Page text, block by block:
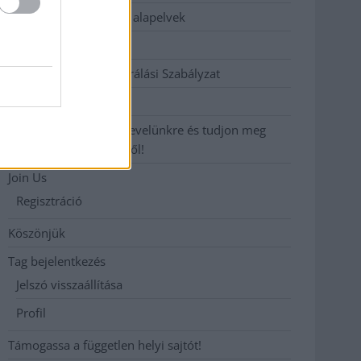
Etikai és függetlenségi alapelvek
Hozzászólási és Moderálási Szabályzat
Iratkozzon fel heti hírlevelünkre és tudjon meg
még többet megyénkről!
Join Us
Regisztráció
Köszönjük
Tag bejelentkezés
Jelszó visszaállítása
Profil
Támogassa a független helyi sajtót!